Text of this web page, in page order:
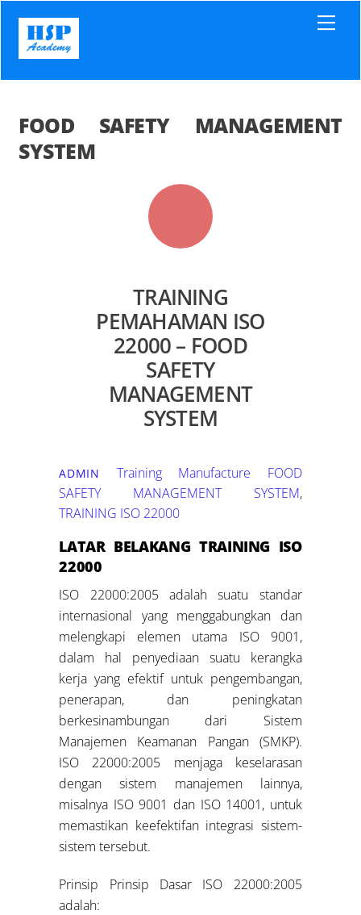
content
FOOD SAFETY MANAGEMENT
SYSTEM
TRAINING
PEMAHAMAN ISO
22000 – FOOD
SAFETY
MANAGEMENT
SYSTEM
ADMIN Training Manufacture
FOOD
SAFETY MANAGEMENT SYSTEM,
TRAINING ISO 22000
LATAR BELAKANG TRAINING ISO
22000
ISO 22000:2005 adalah suatu standar
internasional yang menggabungkan dan
melengkapi elemen utama ISO 9001,
dalam hal penyediaan suatu kerangka
kerja yang efektif untuk pengembangan,
penerapan, dan peningkatan
berkesinambungan dari Sistem
Manajemen Keamanan Pangan (SMKP).
ISO 22000:2005 menjaga keselarasan
dengan sistem manajemen lainnya,
misalnya ISO 9001 dan ISO 14001, untuk
memastikan keefektifan integrasi sistem-
sistem tersebut.
Prinsip Prinsip Dasar ISO 22000:2005
adalah: